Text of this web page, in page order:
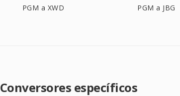
PGM a XWD PGM a JBG
Conversores específicos